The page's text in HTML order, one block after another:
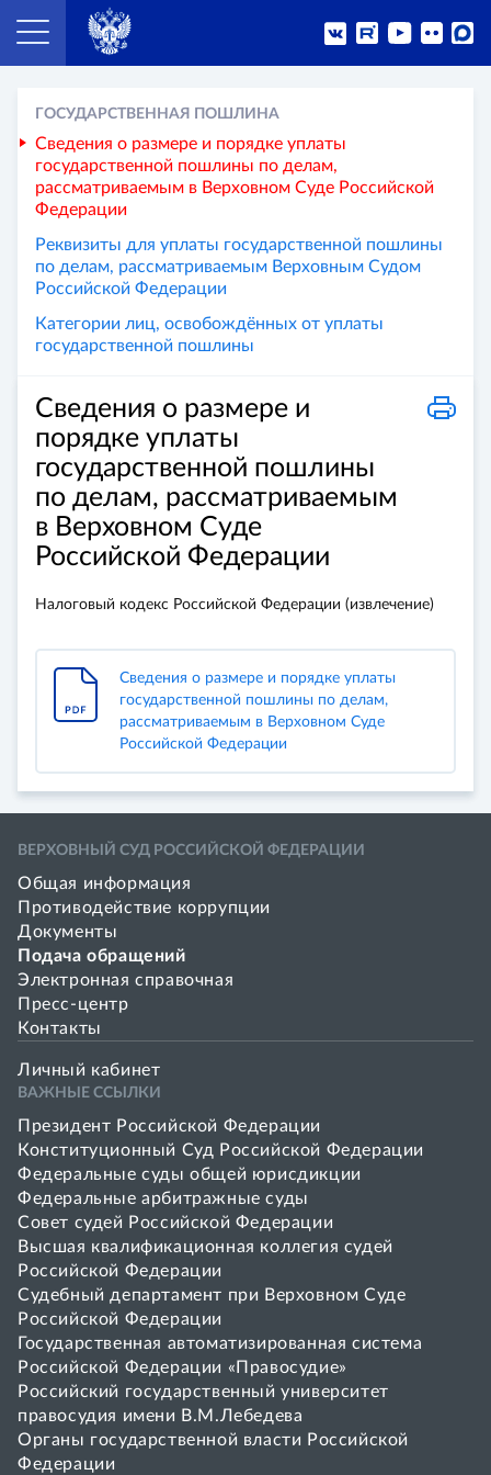
Сведения о размере и
порядке уплаты
государственной пошлины
по делам, рассматриваемым
в Верховном Суде
Российской Федерации
Налоговый кодекс Российской Федерации (извлечение)
Сведения о размере и порядке уплаты
государственной пошлины по делам,
рассматриваемым в Верховном Суде
Российской Федерации
ГОСУДАРСТВЕННАЯ ПОШЛИНА
Сведения о размере и порядке уплаты
государственной пошлины по делам,
рассматриваемым в Верховном Суде Российской
Федерации
Реквизиты для уплаты государственной пошлины
по делам, рассматриваемым Верховным Судом
Российской Федерации
Категории лиц, освобождённых от уплаты
государственной пошлины
ВЕРХОВНЫЙ СУД РОССИЙСКОЙ ФЕДЕРАЦИИ
Общая информация
Противодействие коррупции
Документы
Подача обращений
Электронная справочная
Пресс-центр
Контакты
Личный кабинет
ВАЖНЫЕ ССЫЛКИ
Президент Российской Федерации
Конституционный Суд Российской Федерации
Федеральные суды общей юрисдикции
Федеральные арбитражные суды
Совет cудей Российской Федерации
Высшая квалификационная коллегия судей
Российской Федерации
Судебный департамент при Верховном Суде
Российской Федерации
Государственная автоматизированная система
Российской Федерации «Правосудие»
Pоссийский государственный университет
правосудия имени В.М.Лебедева
Органы государственной власти Российской
Федерации